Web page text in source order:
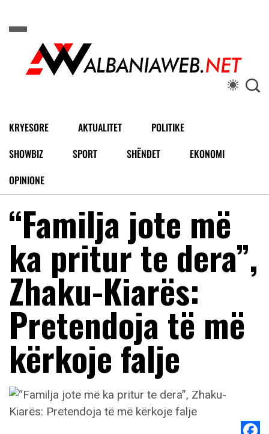
KRYESORE AKTUALITET
POLITIKE
SHOWBIZ
SPORT SHËNDET
EKONOMI
OPINIONE
“Familja jote më
ka pritur te dera”,
Zhaku-Kiarës:
Pretendoja të më
kërkoje falje